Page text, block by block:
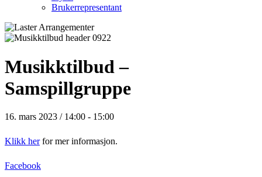
Brukerrepresentant
Musikktilbud –
Samspillgruppe
16. mars 2023 / 14:00 - 15:00
Klikk herfor mer informasjon.
Facebook